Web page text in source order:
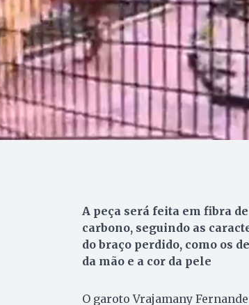
A peça será feita em fibra de
carbono, seguindo as
do braço perdido, como os
da mão e a cor da pele
O garoto Vrajamany